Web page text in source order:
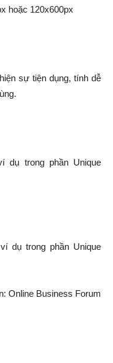
hoặc 120x600px
sự tiện dụng, tính dễ
dụ trong phần Unique
dụ trong phần Unique
Online Business Forum